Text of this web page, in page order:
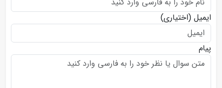
ایمیل (اختیاری)
پیام